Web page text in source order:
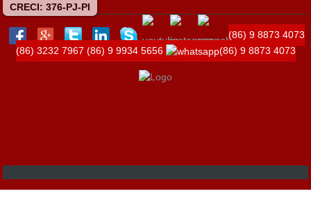
CRECI: 376-PJ-PI
(86) 9 8873 4073
(86) 3232 7967 (86) 9 9934 5656 (86) 9 8873 4073